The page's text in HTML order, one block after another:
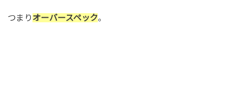
つまり オーバースペック。